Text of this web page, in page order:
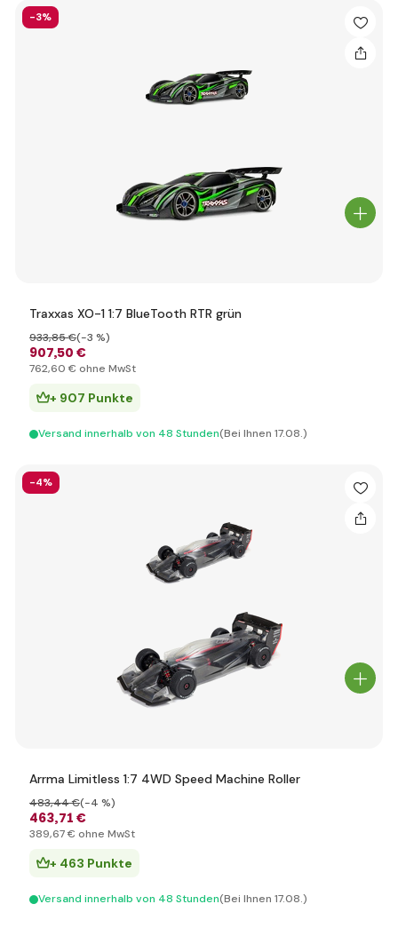
-3%
Traxxas XO-1 1:7 BlueTooth RTR grün
907,50 €
933,85 €(-3 %)
762,60 € ohne MwSt
+ 907 Punkte
Versand innerhalb von 48 Stunden(Bei Ihnen 17.08.)
-4%
Arrma Limitless 1:7 4WD Speed Machine Roller
463,71 €
483,44 €(-4 %)
389,67 € ohne MwSt
+ 463 Punkte
Versand innerhalb von 48 Stunden(Bei Ihnen 17.08.)